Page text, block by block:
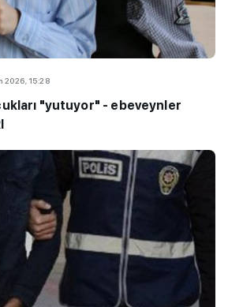
2026, 15:28
"yutuyor" - ebeveynler